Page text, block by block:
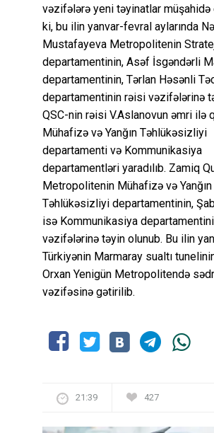
vəzifələrə yeni təyinatlar müşahidə
ki, bu ilin yanvar-fevral aylarında
Mustafayeva Metropolitenin
departamentinin, Asəf İsgəndərli
departamentinin, Tərlan Həsənli
departamentinin rəisi vəzifələrinə
QSC-nin rəisi V.Aslanovun əmri ilə
Mühafizə və Yanğın Təhlükəsizliyi
departamenti və Kommunikasiya
departamentləri yaradılıb. Zamiq
Metropolitenin Mühafizə və Yanğın
Təhlükəsizliyi departamentinin,
isə Kommunikasiya
vəzifələrinə təyin olunub. Bu ilin
Türkiyənin Marmaray sualtı
Orxan Yenigün Metropolitendə
vəzifəsinə gətirilib.
21:39 427